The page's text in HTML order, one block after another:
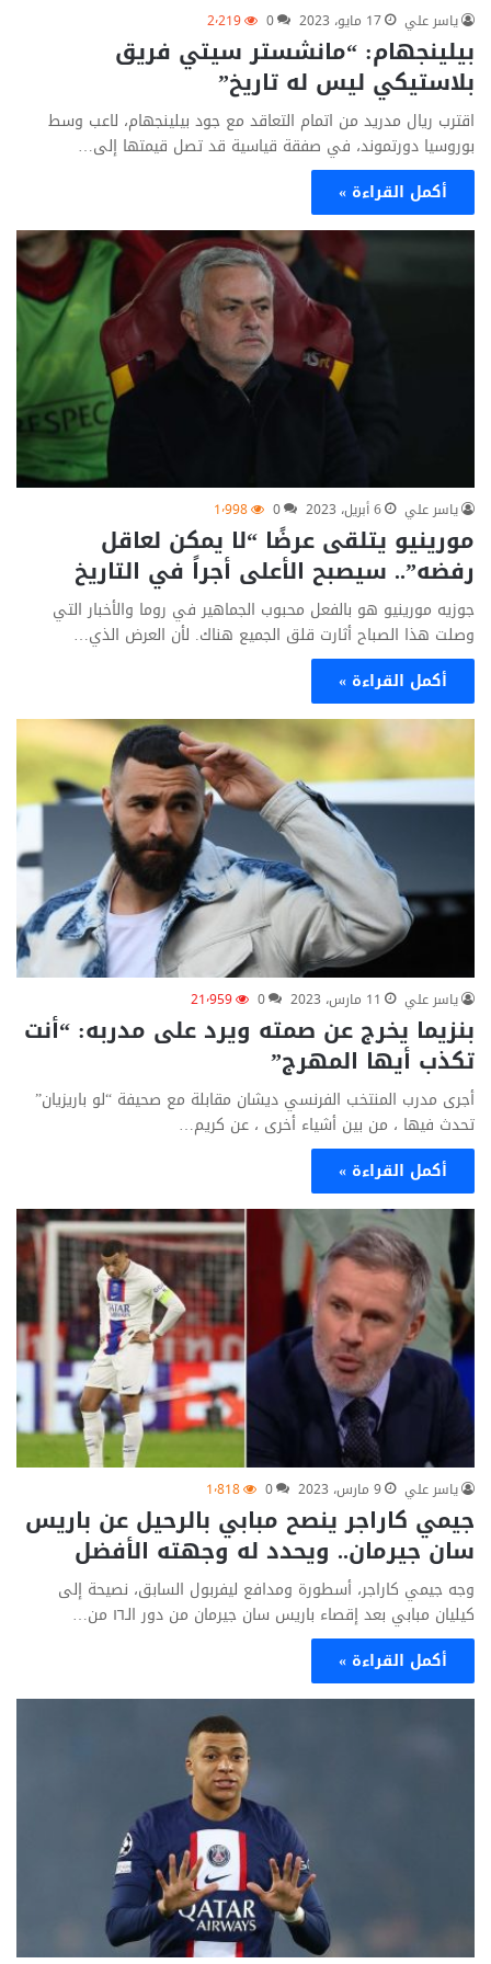
ياسر علي 17 مايو، 2023 0 2٬219
بيلينجهام: “مانشستر سيتي فريق
بلاستيكي ليس له تاريخ”
اقترب ريال مدريد من اتمام التعاقد مع جود بيلينجهام، لاعب وسط
بوروسيا دورتموند، في صفقة قياسية قد تصل قيمتها إلى…
أكمل القراءة »
ياسر علي 6 أبريل، 2023 0 1٬998
مورينيو يتلقى عرضًا “لا يمكن لعاقل
رفضه”.. سيصبح الأعلى أجراً في التاريخ
جوزيه مورينيو هو بالفعل محبوب الجماهير في روما والأخبار التي
وصلت هذا الصباح أثارت قلق الجميع هناك. لأن العرض الذي…
أكمل القراءة »
ياسر علي 11 مارس، 2023 0 21٬959
بنزيما يخرج عن صمته ويرد على مدربه: “أنت
تكذب أيها المهرج”
أجرى مدرب المنتخب الفرنسي ديشان مقابلة مع صحيفة “لو باريزيان”
تحدث فيها ، من بين أشياء أخرى ، عن كريم…
أكمل القراءة »
ياسر علي 9 مارس، 2023 0 1٬818
جيمي كاراجر ينصح مبابي بالرحيل عن باريس
سان جيرمان.. ويحدد له وجهته الأفضل
وجه جيمي كاراجر، أسطورة ومدافع ليفربول السابق، نصيحة إلى
كيليان مبابي بعد إقصاء باريس سان جيرمان من دور الـ١٦ من…
أكمل القراءة »